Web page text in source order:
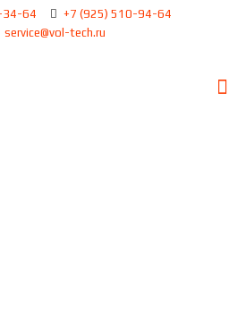
34-64
+7 (925) 510-94-64
service@vol-tech.ru